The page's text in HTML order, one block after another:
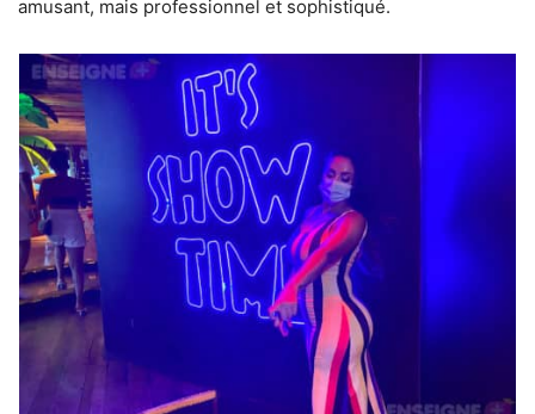
amusant, mais professionnel et sophistiqué.